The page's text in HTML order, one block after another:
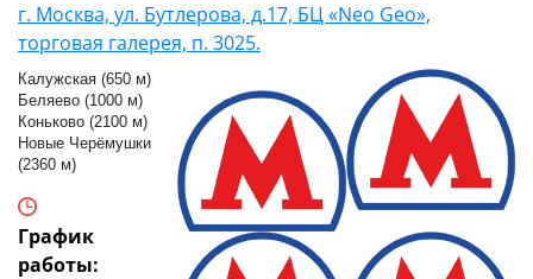
г. Москва, ул. Бутлерова, д.17, БЦ «Neo Geo»,
торговая галерея, п. 3025.
Калужская (650 м)
Беляево (1000 м)
Коньково (2100 м)
Новые Черёмушки
(2360 м)
График
работы: